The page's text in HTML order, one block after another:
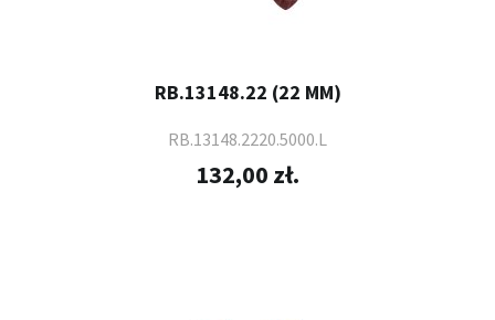
RB.13148.22 (22 MM)
RB.13148.2220.5000.L
132,00 zł.